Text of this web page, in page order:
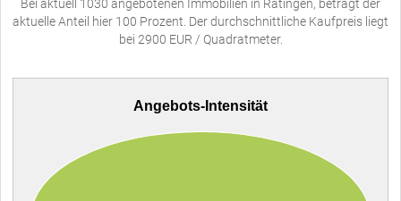
Bei aktuell 1030 angebotenen Immobilien in Ratingen, beträgt der
aktuelle Anteil hier 100 Prozent. Der durchschnittliche Kaufpreis liegt
bei 2900 EUR / Quadratmeter.
Angebots-Intensität